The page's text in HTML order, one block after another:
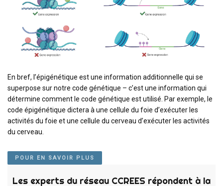
En bref, l’épigénétique est une information additionnelle qui se
superpose sur notre code génétique – c’est une information qui
détermine comment le code génétique est utilisé. Par exemple, le
code épigénétique dictera à une cellule du foie d’exécuter les
activités du foie et une cellule du cerveau d’exécuter les activités
du cerveau.
POUR EN SAVOIR PLUS
Les experts du réseau CCREES répondent à la